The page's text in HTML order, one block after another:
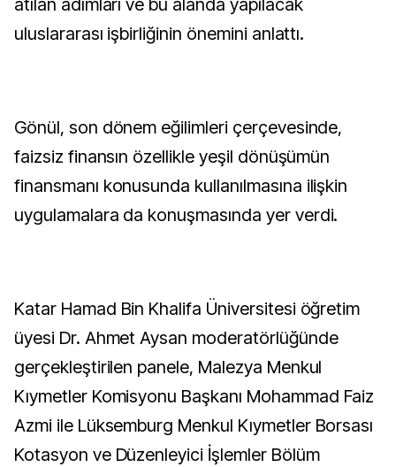
atılan adımları ve bu alanda yapılacak
uluslararası işbirliğinin önemini anlattı.
Gönül, son dönem eğilimleri çerçevesinde,
faizsiz finansın özellikle yeşil dönüşümün
finansmanı konusunda kullanılmasına ilişkin
uygulamalara da konuşmasında yer verdi.
Katar Hamad Bin Khalifa Üniversitesi öğretim
üyesi Dr. Ahmet Aysan moderatörlüğünde
gerçekleştirilen panele, Malezya Menkul
Kıymetler Komisyonu Başkanı Mohammad Faiz
Azmi ile Lüksemburg Menkul Kıymetler Borsası
Kotasyon ve Düzenleyici İşlemler Bölüm